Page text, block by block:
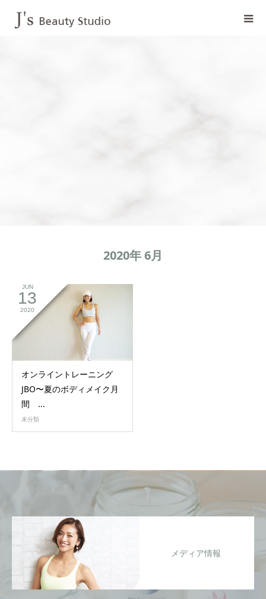
2020年 6月
JUN
13
2020
オンライントレーニング
JBO〜夏のボディメイク月
間 ...
未分類
メディア情報